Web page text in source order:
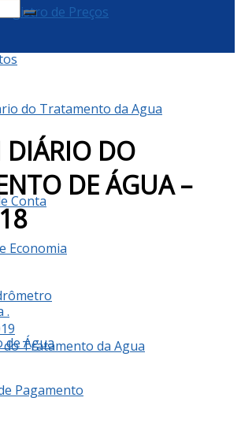
Registro de Preços
Conta
Economia
de Água
Pagamento
do Tratamento da Agua
DIÁRIO DO
DE ÁGUA –
.
Tratamento da Agua